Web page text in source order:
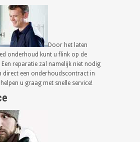
Door het laten
onderhoud kunt u flink op de
Een reparatie zal namelijk niet nodig
direct een onderhoudscontract in
u graag met snelle service!